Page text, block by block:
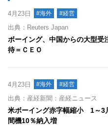
4月23日 #海外 #経営
出典：Reuters Japan
ボーイング、中国からの大型受
待＝ＣＥＯ
4月23日 #海外 #経営
出典：産経新聞：産経ニュース
米ボーイング赤字幅縮小 1～3
間機10％納入増